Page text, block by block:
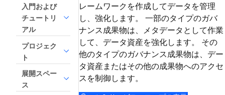
入門および
チュートリ
アル
プロジェク
ト
展開スペー
ス
レームワークを作成してデータを管理
し、強化します。 一部のタイプのガバ
ナンス成果物は、メタデータとして作業
して、データ資産を強化します。 その
他のタイプのガバナンス成果物は、デー
タ資産またはその他の成果物へのアクセ
スを制御します。